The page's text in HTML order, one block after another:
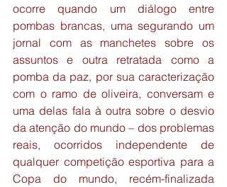
ocorre quando um diálogo entre
pombas brancas, uma segurando um
jornal com as manchetes sobre os
assuntos e outra retratada como a
pomba da paz, por sua caracterização
com o ramo de oliveira, conversam e
uma delas fala à outra sobre o desvio
da atenção do mundo – dos problemas
reais, ocorridos independente de
qualquer competição esportiva para a
Copa do mundo, recém-finalizada